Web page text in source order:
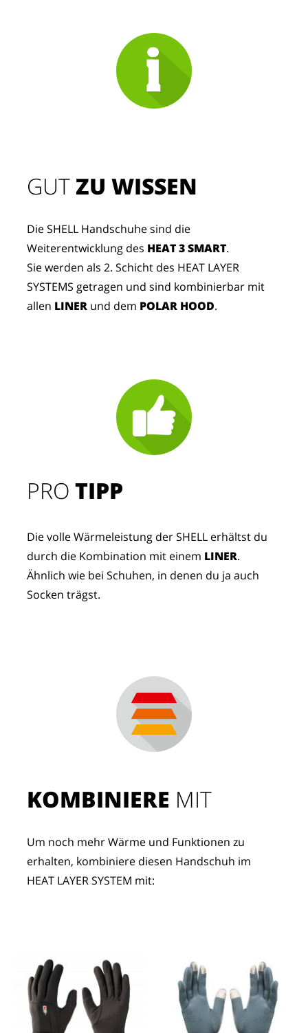
PROTIPP
Die volle Wärmeleistung der SHELL erhältst du
durch die Kombination mit einem LINER.
Ähnlich wie bei Schuhen, in denen du ja auch
Socken trägst.
GUT ZU WISSEN
Die SHELL Handschuhe sind die
Weiterentwicklung des HEAT 3 SMART.
Sie werden als 2. Schicht des HEAT LAYER
SYSTEMS getragen und sind kombinierbar mit
allen LINER und dem POLAR HOOD.
KOMBINIERE MIT
Um noch mehr Wärme und Funktionen zu
erhalten, kombiniere diesen Handschuh im
HEAT LAYER SYSTEM mit: